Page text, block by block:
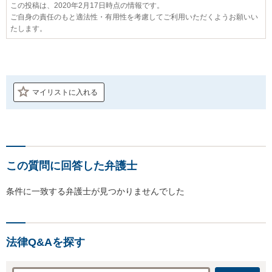
この投稿は、2020年2月17日時点の情報です。
ご自身の責任のもと適法性・有用性を考慮してご利用いただくようお願いい
たします。
マイリストに入れる
この質問に回答した弁護士
条件に一致する弁護士が見つかりませんでした
法律Q&Aを探す